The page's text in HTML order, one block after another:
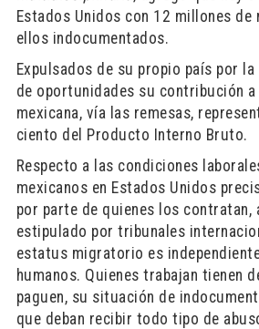
Estados Unidos con 12 millones de
ellos indocumentados.
Expulsados de su propio país por
de oportunidades su contribución a
mexicana, vía las remesas,
ciento del Producto Interno Bruto.
Respecto a las condiciones
mexicanos en Estados Unidos
por parte de quienes los contratan,
estipulado por tribunales
estatus migratorio es
humanos. Quienes trabajan tienen
paguen, su situación de
que deban recibir todo tipo de